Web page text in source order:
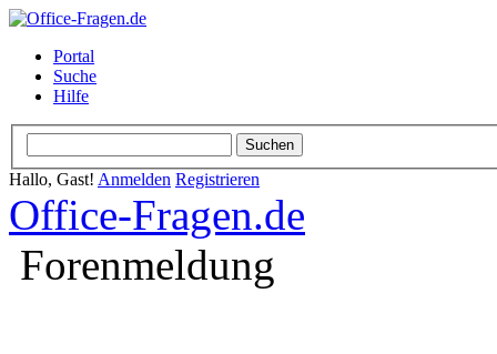
Portal
Suche
Hilfe
Hallo, Gast! Anmelden Registrieren
Office-Fragen.de
Forenmeldung